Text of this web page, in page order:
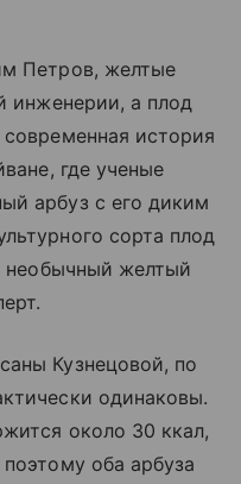
Петров, желтые
инженерии, а плод
история
где ученые
арбуз с его диким
сорта плод
необычный желтый
Кузнецовой, по
одинаковы.
около 30 ккал,
оба арбуза